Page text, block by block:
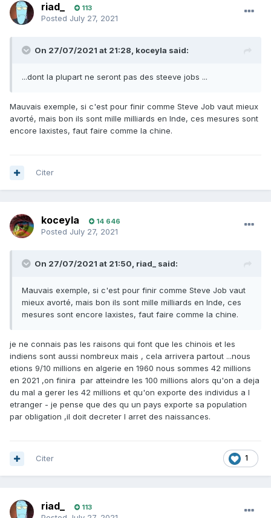
riad_ 113
Posted July 27, 2021
On 27/07/2021 at 21:28, koceyla said:
...dont la plupart ne seront pas des steeve jobs ...
Mauvais exemple, si c'est pour finir comme Steve Job vaut mieux
avorté, mais bon ils sont mille milliards en Inde, ces mesures sont
encore laxistes, faut faire comme la chine.
Citer
koceyla 14 646
Posted July 27, 2021
On 27/07/2021 at 21:50, riad_ said:
Mauvais exemple, si c'est pour finir comme Steve Job vaut
mieux avorté, mais bon ils sont mille milliards en Inde, ces
mesures sont encore laxistes, faut faire comme la chine.
je ne connais pas les raisons qui font que les chinois et les
indiens sont aussi nombreux mais , cela arrivera partout ...nous
etions 9/10 millions en algerie en 1960 nous sommes 42 millions
en 2021 ,on finira par atteindre les 100 millions alors qu'on a deja
du mal a gerer les 42 millions et qu'on exporte des individus a l
etranger - je pense que des qu un pays exporte sa population
par obligation ,il doit decreter l arret des naissances.
1
Citer
riad_ 113